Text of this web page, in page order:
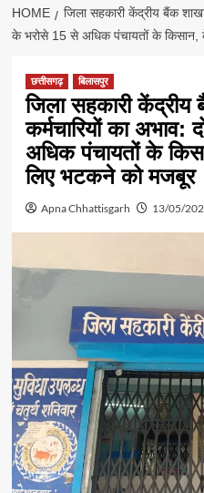
HOME
जिला सहकारी केंद्रीय बैंक शाखा
के भरोसे 15 से अधिक पंचायतों के
छत्तीसगढ़ बिलासपुर
जिला सहकारी केंद्रीय
कर्मचारियों का अभाव:
अधिक पंचायतों के
लिए भटकने को मजबूर
Apna Chhattisgarh 13/05/